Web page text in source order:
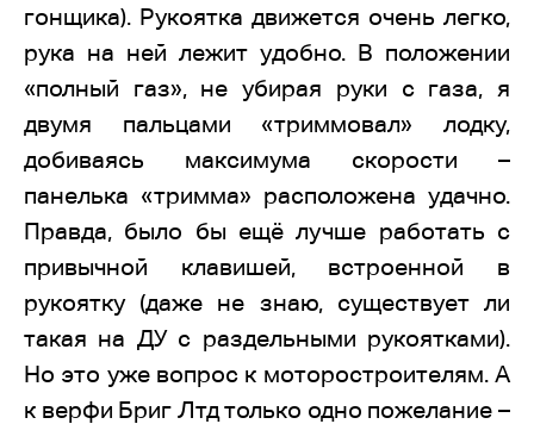
гонщика). Рукоятка движется очень легко,
рука на ней лежит удобно. В положении
«полный газ», не убирая руки с газа, я
двумя пальцами «триммовал» лодку,
добиваясь максимума скорости –
панелька «тримма» расположена удачно.
Правда, было бы ещё лучше работать с
привычной клавишей, встроенной в
рукоятку (даже не знаю, существует ли
такая на ДУ с раздельными рукоятками).
Но это уже вопрос к моторостроителям. А
к верфи Бриг Лтд только одно пожелание –